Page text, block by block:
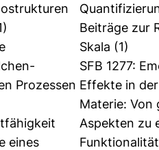
Prozessen
eines
Beiträge zur
Skala (1)
SFB 1277:
Effekte in
Materie: Von
Aspekten zu
Funktionalität